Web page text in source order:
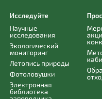
Исследуйте
Научные
исследования
Экологический
мониторинг
Летопись природы
Фотоловушки
Электронная
библиотека